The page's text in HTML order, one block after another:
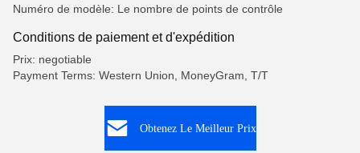
Numéro de modèle: Le nombre de points de contrôle
Conditions de paiement et d'expédition
Prix: negotiable
Payment Terms: Western Union, MoneyGram, T/T
Obtenez Le Meilleur Prix